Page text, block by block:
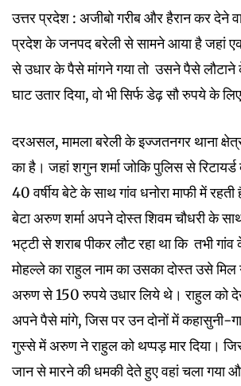
उत्तर प्रदेश : अजीबो गरीब और हैरान कर देने
प्रदेश के जनपद बरेली से सामने आया है जहां
से उधार के पैसे मांगने गया तो उसने पैसे
घाट उतार दिया, वो भी सिर्फ डेढ़ सौ रुपये के
दरअसल, मामला बरेली के इज्जतनगर थाना
का है। जहां शगुन शर्मा जोकि पुलिस से रिटायर्ड
40 वर्षीय बेटे के साथ गांव धनोरा माफी में
बेटा अरुण शर्मा अपने दोस्त शिवम चौधरी के
भट्टी से शराब पीकर लौट रहा था कि तभी गांव
मोहल्ले का राहुल नाम का उसका दोस्त उसे
अरुण से 150 रुपये उधार लिये थे। राहुल को
अपने पैसे मांगे, जिस पर उन दोनों में कहासुनी-
गुस्से में अरुण ने राहुल को थप्पड़ मार दिया।
जान से मारने की धमकी देते हुए वहां चला गया